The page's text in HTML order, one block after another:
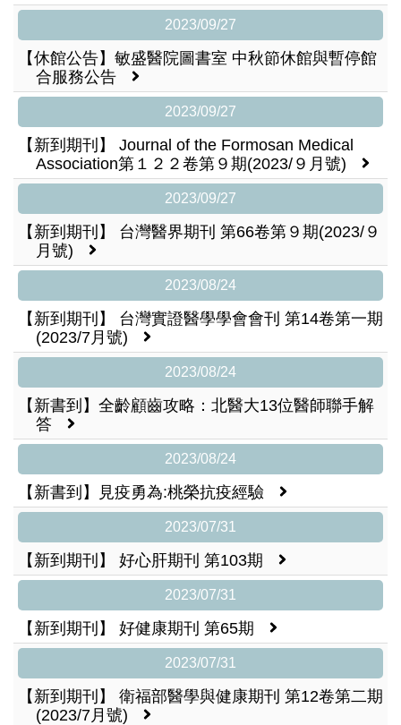
2023/09/27
【休館公告】敏盛醫院圖書室 中秋節休館與暫停館
合服務公告
2023/09/27
【新到期刊】 Journal of the Formosan Medical
Association第１２２卷第９期(2023/９月號)
2023/09/27
【新到期刊】 台灣醫界期刊 第66卷第９期(2023/９
月號)
2023/08/24
【新到期刊】 台灣實證醫學學會會刊 第14卷第一期
(2023/7月號)
2023/08/24
【新書到】全齡顧齒攻略：北醫大13位醫師聯手解
答
2023/08/24
【新書到】見疫勇為:桃榮抗疫經驗
2023/07/31
【新到期刊】 好心肝期刊 第103期
2023/07/31
【新到期刊】 好健康期刊 第65期
2023/07/31
【新到期刊】 衛福部醫學與健康期刊 第12卷第二期
(2023/7月號)